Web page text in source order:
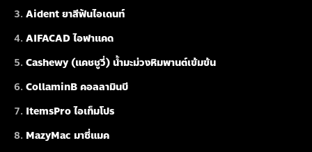
Aident ยาสีฟันไอเดนท์
AIFACAD ไอฟาแคด
Cashewy (แคชชูวี่) น้ำมะม่วงหิมพานต์เข้มข้น
CollaminB คอลลามินบี
ItemsPro ไอเท็มโปร
MazyMac มาซี่แมค